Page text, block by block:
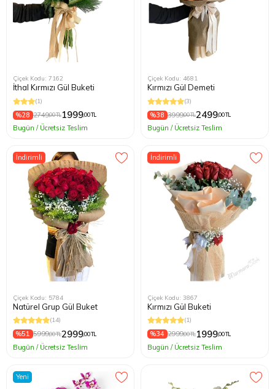
Çiçek Kodu: 7162
İthal Kırmızı Gül Buketi
(1)
%28 2749,00 TL1999,00 TL
Bugün / Ücretsiz Teslim
Çiçek Kodu: 4681
Kırmızı Gül Demeti
(3)
%38 3999,00 TL2499,00 TL
Bugün / Ücretsiz Teslim
İndirimli
Çiçek Kodu: 5784
Natürel Grup Gül Buket
(14)
%51 5999,00 TL2999,00 TL
Bugün / Ücretsiz Teslim
İndirimli
Çiçek Kodu: 3867
Kırmızı Gül Buketi
(1)
%34 2999,00 TL1999,00 TL
Bugün / Ücretsiz Teslim
Yeni